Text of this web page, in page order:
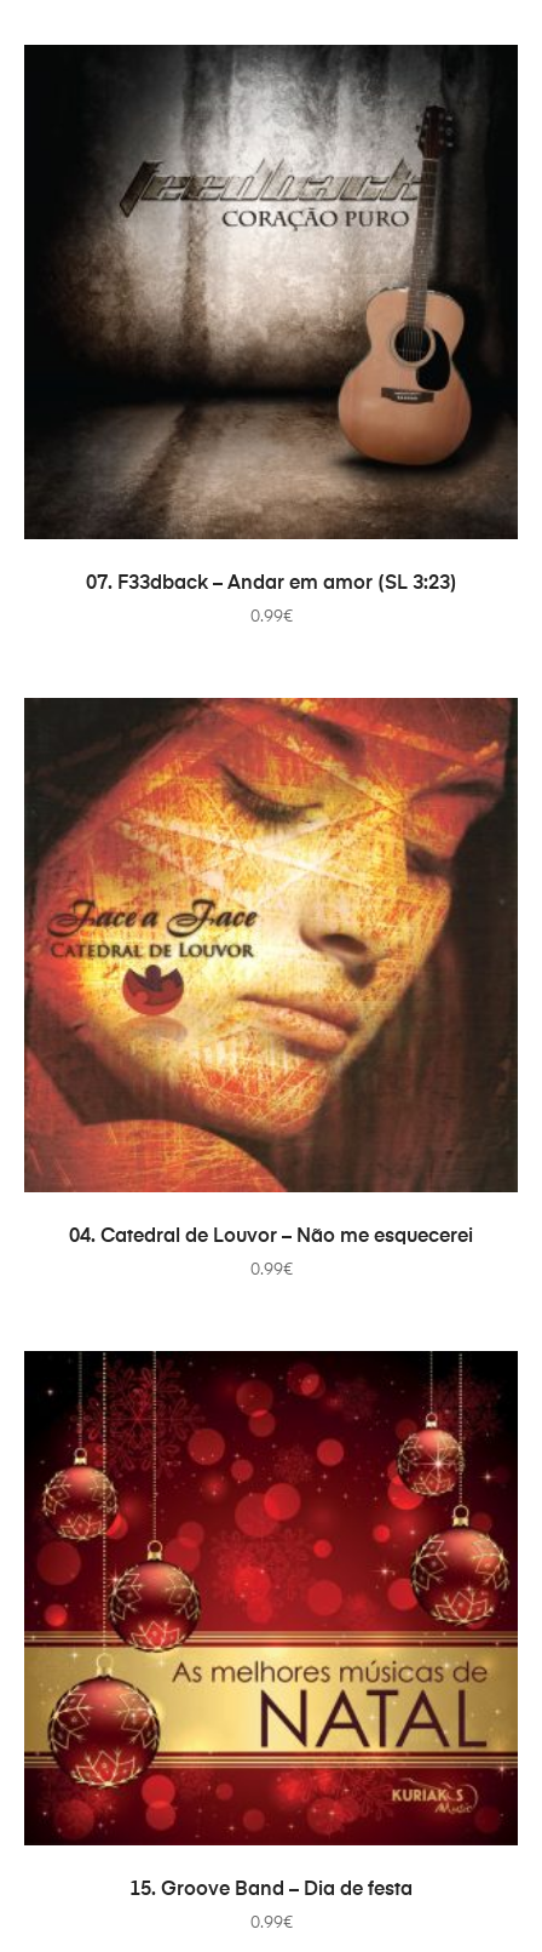
AÑADIR AL CARRITO
07. F33dback – Andar em amor (SL 3:23)
0.99€
AÑADIR AL CARRITO
04. Catedral de Louvor – Não me esquecerei
0.99€
AÑADIR AL CARRITO
15. Groove Band – Dia de festa
0.99€